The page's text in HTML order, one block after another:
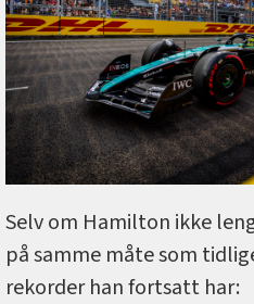
Selv om Hamilton ikke
på samme måte som
rekorder han fortsatt har: